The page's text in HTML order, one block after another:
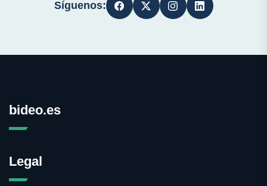
Síguenos:
bideo.es
Legal